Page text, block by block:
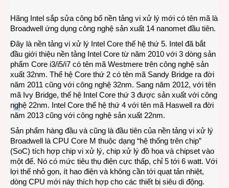
lên
đời
5
Hãng Intel sắp sửa công bố nền tảng vi xử lý mới có tên mã là
Broadwell ứng dụng công nghệ sản xuất 14 nanomet đầu tiên.
Đây là nền tảng vi xử lý Intel Core thế hệ thứ 5. Intel đã bắt
đầu giới thiệu nền tảng Intel Core từ năm 2010 với 3 dòng sản
phẩm Core i3/i5/i7 có tên mã Westmere trên công nghệ sản
xuất 32nm. Thế hệ Core thứ 2 có tên mã Sandy Bridge ra đời
năm 2011 cũng với công nghệ 32nm. Sang năm 2012, với tên
mã Ivy Bridge, thế hệ Intel Core thứ 3 được sản xuất với công
nghệ 22nm. Intel Core thế hệ thứ 4 với tên mã Haswell ra đời
năm 2013 cũng với công nghệ sản xuất 22nm.
Sản phẩm hàng đầu và cũng là đầu tiên của nền tảng vi xử lý
Broadwell là CPU Core M thuộc dạng “hệ thống trên chip”
(SoC) tích hợp chip vi xử lý, chip xử lý đồ họa và chipset vào
một đế. Nó có mức tiêu thụ điện cực thấp, chỉ 5 tới 6 watt. Với
lợi thế nhỏ gọn, ít hao điện và không cần tới quạt tản nhiệt,
dòng CPU mới này thích hợp cho các thiết bị siêu di động.